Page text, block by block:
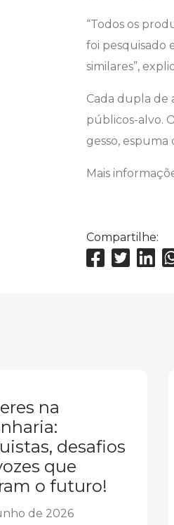
“Todos os
foi pesquisado
similares”,
Cada dupla de
públicos-alvo.
gesso,
Mais
Compartilhe:
na
desafios
que
o futuro!
de 2026